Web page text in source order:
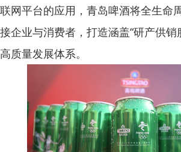
联网平台的应用，青岛啤酒将全生命
接企业与消费者，打造涵盖“研产供销
高质量发展体系。